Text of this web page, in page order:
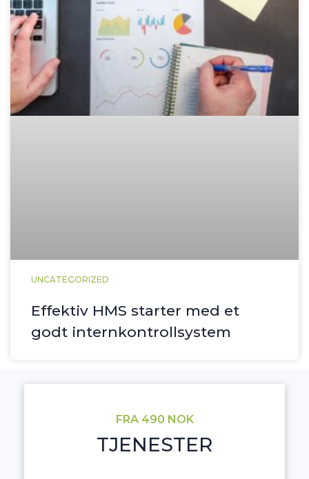
UNCATEGORIZED
Effektiv HMS starter med et
godt internkontrollsystem
FRA 490 NOK
TJENESTER